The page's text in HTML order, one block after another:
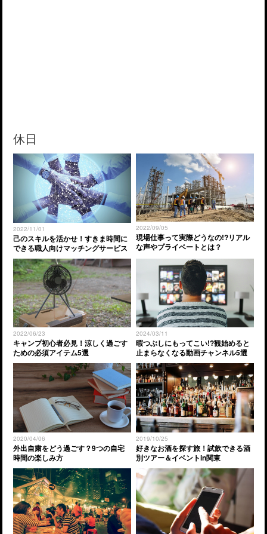
休日
2022/11/01
己のスキルを活かせ！すきま時間に
できる職人向けマッチングサービス
2022/09/05
現場仕事って実際どうなの!?リアル
な声やプライベートとは？
2022/06/23
キャンプ初心者必見！涼しく過ごす
ための必須アイテム5選
2024/03/11
暇つぶしにもってこい!?観始めると
止まらなくなる動画チャンネル5選
2020/04/06
外出自粛をどう過ごす？9つの自宅
時間の楽しみ方
2019/10/25
好きなお酒を探す旅！試飲できる酒
別ツアー＆イベントin関東